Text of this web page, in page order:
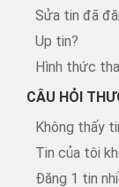
Sửa tin đã
Up tin?
Hình thức
CÂU HỎI
Không thấy
Tin của tôi
Đăng 1 tin